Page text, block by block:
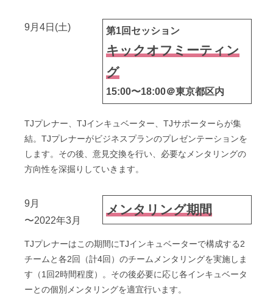
9月4日(土) 第1回セッション
キックオフミーティン
グ
15:00〜18:00＠東京都区内
TJプレナー、TJインキュベーター、TJサポーターらが集
結。TJプレナーがビジネスプランのプレゼンテーションを
します。その後、意見交換を行い、必要なメンタリングの
方向性を深掘りしていきます。
9月
〜2022年3月
メンタリング期間
TJプレナーはこの期間にTJインキュベーターで構成する2
チームと各2回（計4回）のチームメンタリングを実施しま
す（1回2時間程度）。その後必要に応じ各インキュベータ
ーとの個別メンタリングを適宜行います。